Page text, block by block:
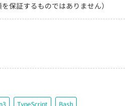
保証するものではありません）
TypeScript Bash